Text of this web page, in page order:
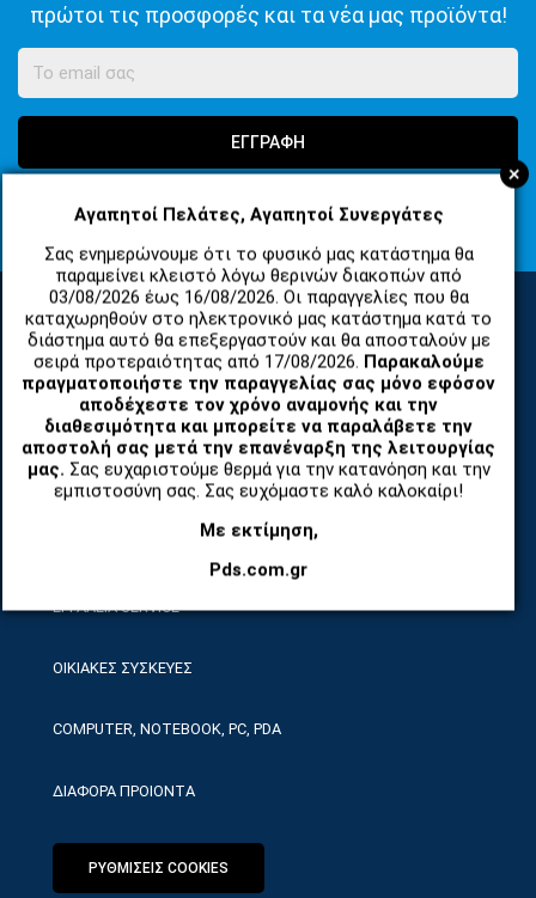
+
Αγαπητοί Πελάτες, Αγαπητοί Συνεργάτες
Σας ενημερώνουμε ότι το φυσικό μας κατάστημα θα
παραμείνει κλειστό λόγω θερινών διακοπών από
03/08/2026 έως 16/08/2026. Οι παραγγελίες που θα
καταχωρηθούν στο ηλεκτρονικό μας κατάστημα κατά το
διάστημα αυτό θα επεξεργαστούν και θα αποσταλούν με
σειρά προτεραιότητας από 17/08/2026. Παρακαλούμε
πραγματοποιήστε την παραγγελίας σας μόνο εφόσον
αποδέχεστε τον χρόνο αναμονής και την
διαθεσιμότητα και μπορείτε να παραλάβετε την
αποστολή σας μετά την επανέναρξη της λειτουργίας
μας. Σας ευχαριστούμε θερμά για την κατανόηση και την
εμπιστοσύνη σας. Σας ευχόμαστε καλό καλοκαίρι!
Με εκτίμηση,
Pds.com.gr
πρώτοι τις προσφορές και τα νέα μας προϊόντα!
ΕΓΓΡΑΦΗ
Απορρήτου
ΚΑΤΗΓΟΡΙΕΣ
ΑΝΤΑΛΛΑΚΤΙΚΑ ΚΑΙ ΑΞΕΣΟΥΑΡ ΚΙΝΗΤΩΝ ΤΗΛΕΦΩΝΩΝ
TABLET
ΤΗΛΕΠΙΚΟΙΝΩΝΙΕΣ, ΑΣΥΡΜΑΤΑ, FCT
ΕΡΓΑΛΕΙΑ SERVICE
ΟΙΚΙΑΚΕΣ ΣΥΣΚΕΥΕΣ
COMPUTER, NOTEBOOK, PC, PDA
ΔΙΑΦΟΡΑ ΠΡΟΙΟΝΤΑ
ΡΥΘΜΙΣΕΙΣ COOKIES